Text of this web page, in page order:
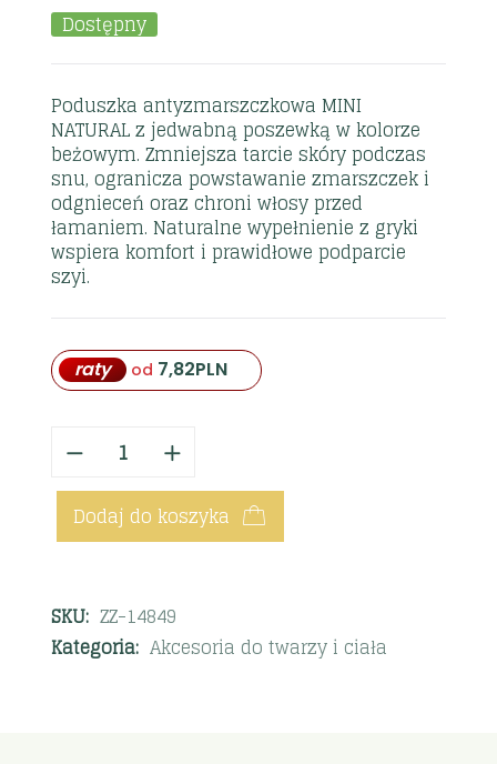
Dostępny
Poduszka antyzmarszczkowa MINI
NATURAL z jedwabną poszewką w kolorze
beżowym. Zmniejsza tarcie skóry podczas
snu, ogranicza powstawanie zmarszczek i
odgnieceń oraz chroni włosy przed
łamaniem. Naturalne wypełnienie z gryki
wspiera komfort i prawidłowe podparcie
szyi.
raty od 7,82PLN
Dodaj do koszyka
SKU: ZZ-14849
Kategoria: Akcesoria do twarzy i ciała